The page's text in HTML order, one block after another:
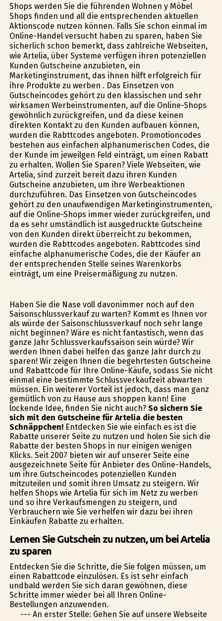
Shops werden Sie die führenden Wohnen y Möbel
Shops finden und all die entsprechenden aktuellen
Aktionscode nutzen können. Falls Sie schon einmal im
Online-Handel versucht haben zu sparen, haben Sie
sicherlich schon bemerkt, dass zahlreiche Webseiten,
wie Artelia, über Systeme verfügen ihren potenziellen
Kunden Gutscheine anzubieten, ein
Marketinginstrument, das ihnen hilft erfolgreich für
ihre Produkte zu werben . Das Einsetzen von
Gutscheincodes gehört zu den klassischen und sehr
wirksamen Werbeinstrumenten, auf die Online-Shops
gewöhnlich zurückgreifen, und da diese keinen
direkten Kontakt zu den Kunden aufbauen können,
wurden die Rabttcodes angeboten. Promotioncodes
bestehen aus einfachen alphanumerischen Codes, die
der Kunde im jeweilgen Feld einträgt, um einen Rabatt
zu erhalten. Wollen Sie Sparen? Viele Webseiten, wie
Artelia, sind zurzeit bereit dazu ihren Kunden
Gutscheine anzubieten, um ihre Werbeaktionen
durchzuführen. Das Einsetzen von Gutscheincodes
gehört zu den unaufwendigen Marketinginstrumenten,
auf die Online-Shops immer wieder zurückgreifen, und
da es sehr umständlich ist ausgedruckte Gutscheine
von den Kunden direkt überreicht zu bekommen,
wurden die Rabttcodes angeboten. Rabttcodes sind
einfache alphanumerische Codes, die der Käufer an
der entsprechenden Stelle seines Warenkorbs
einträgt, um eine Preisermäßigung zu nutzen.
Haben Sie die Nase voll davonimmer noch auf den
Saisonschlussverkauf zu warten? Kommt es Ihnen vor
als würde der Saisonschlussverkauf noch sehr lange
nicht beginnen? Wäre es nicht fantastisch, wenn das
ganze Jahr Schlussverkaufssaison sein würde? Wir
werden Ihnen dabei helfen das ganze Jahr durch zu
sparen! Wir zeigen Ihnen die begehrtesten Gutscheine
und Rabattcode für Ihre Online-Käufe, sodass Sie nicht
einmal eine bestimmte Schlussverkaufzeit abwarten
müssen. Ein weiterer Vorteil ist jedoch, dass man ganz
gemütlich von zu Hause aus shoppen kann! Eine
lockende Idee, finden Sie nicht auch? So sichern Sie
sich mit den Gutscheine für Artelia die besten
Schnäppchen!Entdecken Sie wie einfach es ist die
Rabatte unserer Seite zu nutzen und holen Sie sich die
Rabatte der besten Shops in nur einigen wenigen
Klicks. Seit 2007 bieten wir auf unserer Seite eine
ausgezeichnete Seite für Anbieter des Online-Handels,
um ihre Gutscheincodes potenziellen Kunden
mitzuteilen und somit ihren Umsatz zu steigern. Wir
helfen Shops wie Artelia für sich im Netz zu werben
und so ihre Verkaufsmengen zu steigern, und
Verbrauchern wie Sie verhelfen wir dazu bei ihren
Einkäufen Rabatte zu erhalten.
Lernen Sie Gutschein zu nutzen, um bei Artelia
zu sparen
Entdecken Sie die Schritte, die Sie folgen müssen, um
einen Rabattcode einzulösen. Es ist sehr einfach
undbald werden Sie sich daran gewöhnen, diese
Schritte immer wieder bei all Ihren Online-
Bestellungen anzuwenden.
--- An erster Stelle: Gehen Sie auf unsere Webseite